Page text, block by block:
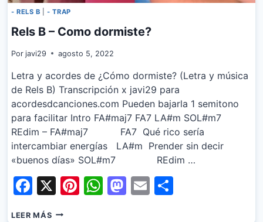
- RELS B |- TRAP
Rels B – Como dormiste?
Por javi29 agosto 5, 2022
Letra y acordes de ¿Cómo dormiste? (Letra y música
de Rels B) Transcripción x javi29 para
acordesdcanciones.com Pueden bajarla 1 semitono
para facilitar Intro FA#maj7 FA7 LA#m SOL#m7
REdim – FA#maj7 FA7 Qué rico sería
intercambiar energías LA#m Prender sin decir
«buenos días» SOL#m7 REdim …
Facebook
X Pinterest
WhatsApp
Mastodon
Email
LEER MÁSRELS